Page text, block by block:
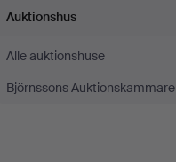
Auktionshus
Alle auktionshuse
Björnssons Auktionskammare